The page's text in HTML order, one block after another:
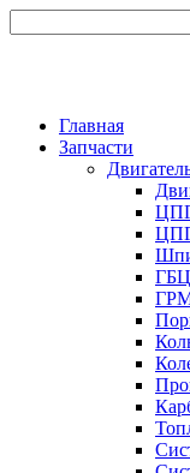
Главная
Запчасти
ГБЦ